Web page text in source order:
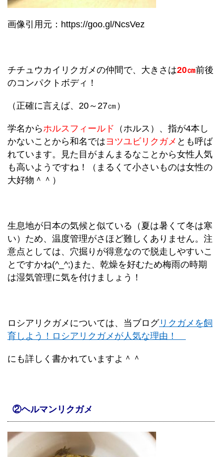
画像引用元：https://goo.gl/NcsVez
チチュウカイリクガメの仲間で、大きさは20㎝前後
のコンパクトボディ！
（正確に言えば、20～27㎝）
学名からホルスフィールド （ホルス）、指が4本し
かないことから和名ではヨツユビリクガメ とも呼ば
れています。見た目がまんまるなことから女性人気
も高いようですね！（まるくて小さいものは女性の
大好物＾＾）
生息地が日本の気候と似ている（夏は暑くて冬は寒
い）ため、温度管理がさほど難しくありません。注
意点としては、穴掘りが得意なので脱走しやすいこ
とですかね(^_^;)また、乾燥を好むため梅雨の時期
は湿気管理に気を付けましょう！
ロシアリクガメについては、当ブログリクガメを飼
育しよう！ロシアリクガメが人気な理由！
にも詳しく書かれていますよ＾＾
②ヘルマンリクガメ